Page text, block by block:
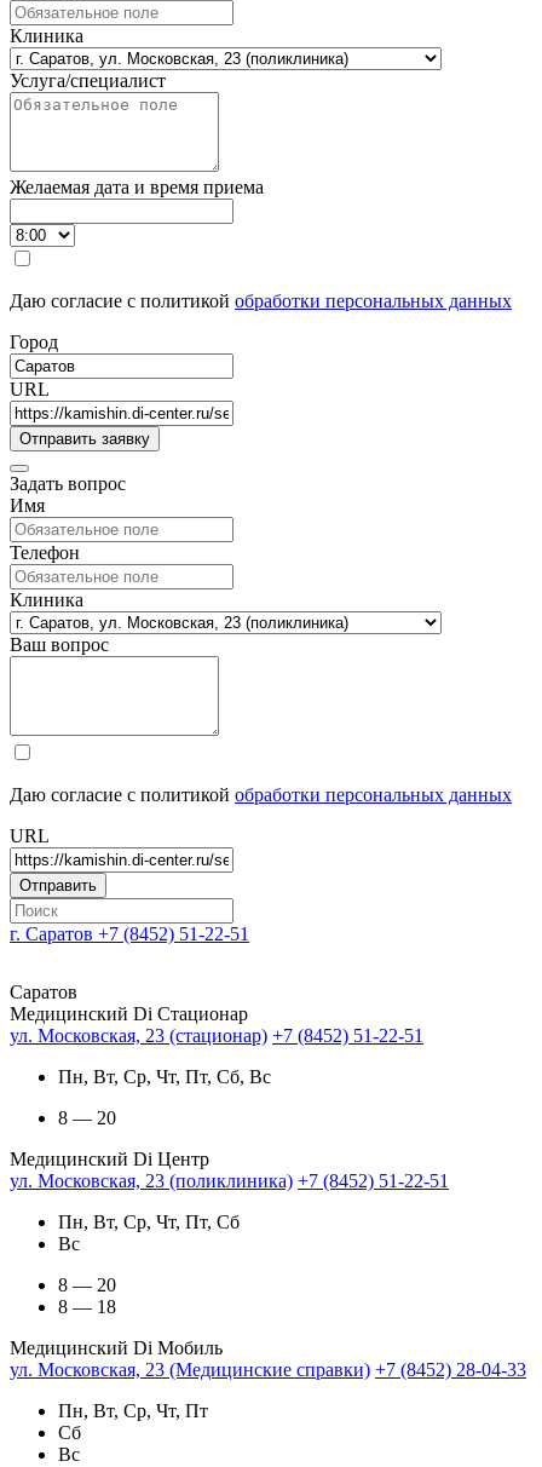
Клиника
Услуга/специалист
Желаемая дата и время приема
Даю согласие с политикой обработки персональных данных
Город
URL
Задать вопрос
Имя
Телефон
Клиника
Ваш вопрос
Даю согласие с политикой обработки персональных данных
URL
г. Саратов +7 (8452) 51-22-51
Саратов
Медицинский Di Стационар
ул. Московская, 23 (стационар) +7 (8452) 51-22-51
Пн, Вт, Ср, Чт, Пт, Сб, Вс
8 — 20
Медицинский Di Центр
ул. Московская, 23 (поликлиника) +7 (8452) 51-22-51
Пн, Вт, Ср, Чт, Пт, Сб
Вс
8 — 20
8 — 18
Медицинский Di Мобиль
ул. Московская, 23 (Медицинские справки) +7 (8452) 28-04-33
Пн, Вт, Ср, Чт, Пт
Сб
Вс